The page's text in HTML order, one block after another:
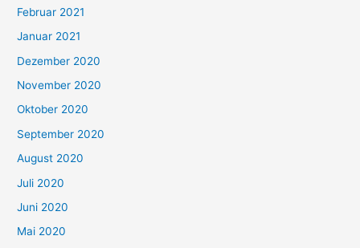
Februar 2021
Januar 2021
Dezember 2020
November 2020
Oktober 2020
September 2020
August 2020
Juli 2020
Juni 2020
Mai 2020